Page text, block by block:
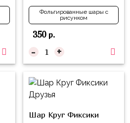
Фольгированные шары с
рисунком
350р.
- +
Шар Круг Фиксики